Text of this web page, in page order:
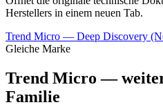
Herstellers in einem neuen Tab.
Trend Micro — Deep Discovery
Gleiche Marke
Trend Micro —
Familie